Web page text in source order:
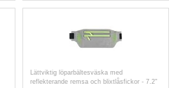
Lättviktig löparbältesväska med
reflekterande remsa och blixtlåsfickor - 7.2"